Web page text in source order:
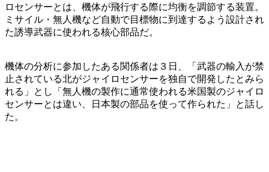
ロセンサーとは、機体が飛行する際に均衡を調節する装置。
ミサイル・無人機など自動で目標物に到達するよう設計され
た誘導武器に使われる核心部品だ。
機体の分析に参加したある関係者は３日、「武器の輸入が禁
止されている北がジャイロセンサーを独自で開発したとみら
れる」とし「無人機の製作に通常使われる米国製のジャイロ
センサーとは違い、日本製の部品を使って作られた」と話し
た。